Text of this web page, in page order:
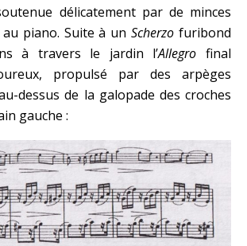
délicatement par de minces
au piano. Suite à unScherzo furibond
à travers le jardin l’Allegro final
propulsé par des arpèges
dessus de la galopade des croches
gauche :